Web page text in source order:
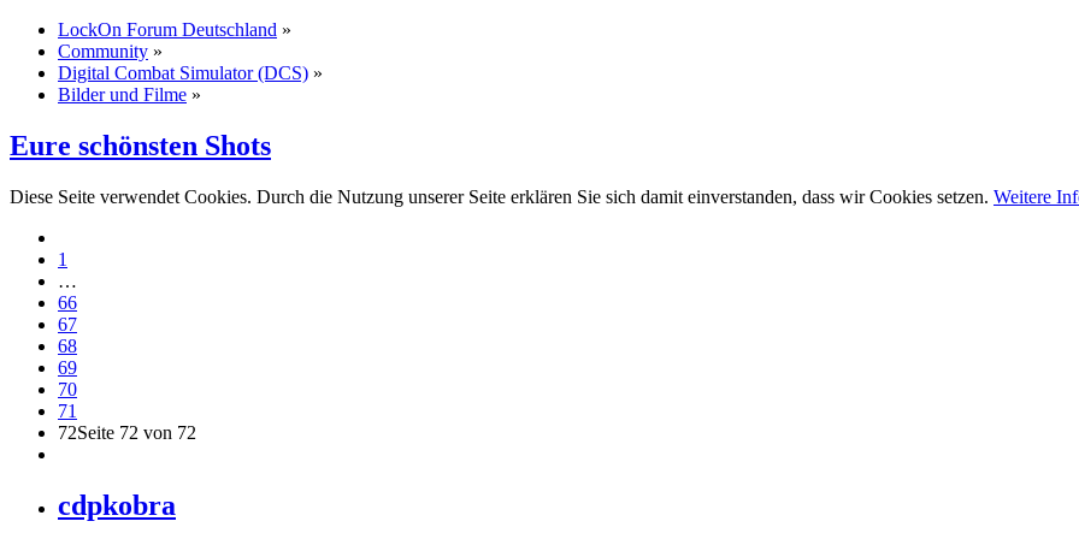
LockOn Forum Deutschland »
Community »
Digital Combat Simulator (DCS) »
Bilder und Filme »
Eure schönsten Shots
Diese Seite verwendet Cookies. Durch die Nutzung unserer Seite erklären Sie sich damit einverstanden, dass wir Cookies setzen. Weitere
1
…
66
67
68
69
70
71
72Seite 72 von 72
cdpkobra